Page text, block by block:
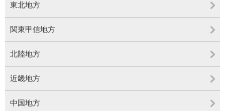
東北地方
関東甲信地方
北陸地方
近畿地方
中国地方